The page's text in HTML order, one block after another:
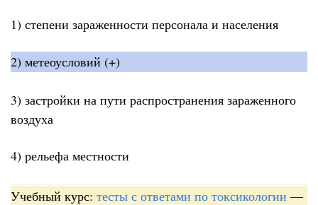
1) степени зараженности персонала и населения
2) метеоусловий (+)
3) застройки на пути распространения зараженного
воздуха
4) рельефа местности
Учебный курс: тесты с ответами по токсикологии —